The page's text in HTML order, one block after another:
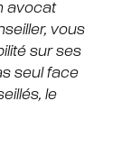
avocat
vous
sur ses
seul face
le